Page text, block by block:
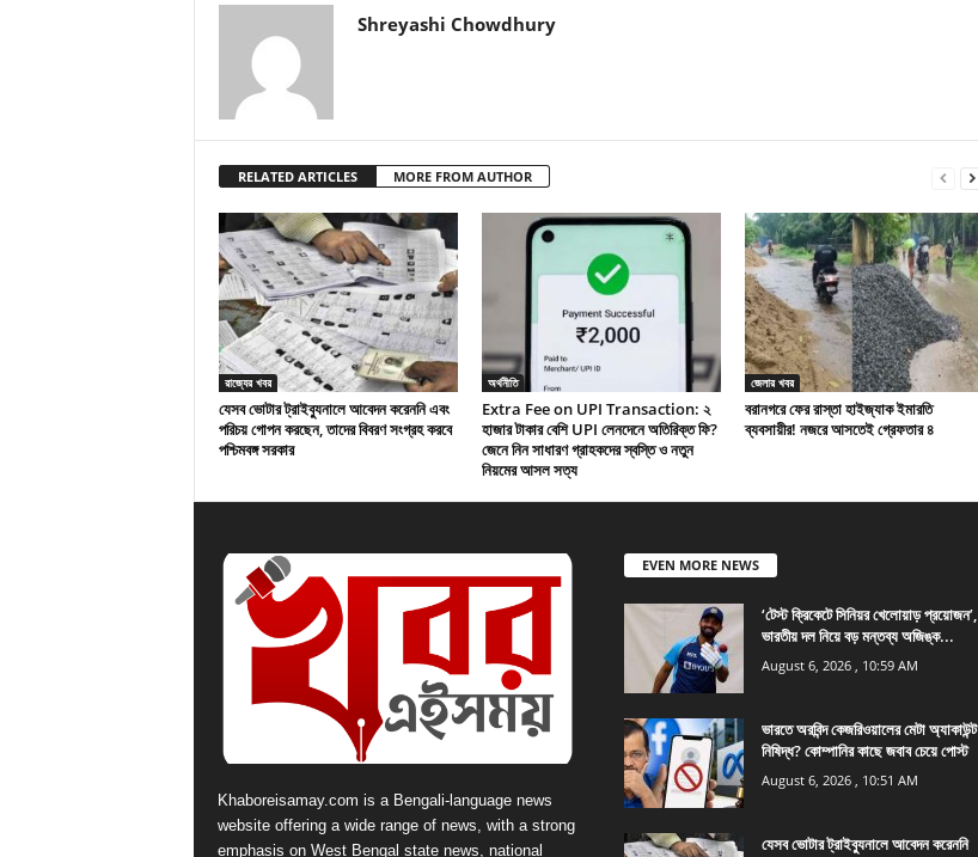
Shreyashi Chowdhury
RELATED ARTICLES MORE FROM AUTHOR
রাজ্যের খবর
যেসব ভোটার ট্রাইব্যুনালে আবেদন করেননি এবং
পরিচয় গোপন করছেন, তাদের বিবরণ সংগ্রহ করবে
পশ্চিমবঙ্গ সরকার
অর্থনীতি
Extra Fee on UPI Transaction: ২
হাজার টাকার বেশি UPI লেনদেনে অতিরিক্ত ফি?
জেনে নিন সাধারণ গ্রাহকদের স্বস্তি ও নতুন
নিয়মের আসল সত্য
জেলার খবর
বরানগরে ফের রাস্তা হাইজ্যাক ইমারতি
ব্যবসায়ীর! নজরে আসতেই গ্রেফতার ৪
Khaboreisamay.com is a Bengali-language news
website offering a wide range of news, with a strong
emphasis on West Bengal state news, national
EVEN MORE NEWS
‘টেস্ট ক্রিকেটে সিনিয়র খেলোয়াড় প্রয়োজন’,
ভারতীয় দল নিয়ে বড় মন্তব্য অজিঙ্ক...
August 6, 2026 , 10:59 AM
ভারতে অরবিন্দ কেজরিওয়ালের মেটা অ্যাকাউন্ট
নিষিদ্ধ? কোম্পানির কাছে জবাব চেয়ে পোস্ট
August 6, 2026 , 10:51 AM
যেসব ভোটার ট্রাইব্যুনালে আবেদন করেননি